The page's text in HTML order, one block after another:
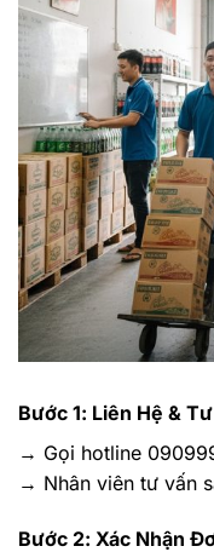
Bước 1: Liên Hệ &
→ Gọi hotline
→ Nhân viên tư vấn
Bước 2: Xác Nhận